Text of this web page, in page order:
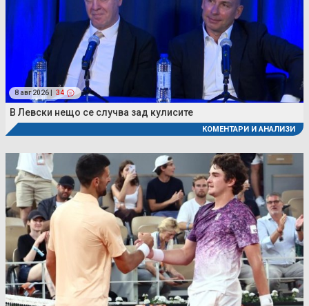
8 авг 2026 | 34
В Левски нещо се случва зад кулисите
КОМЕНТАРИ И АНАЛИЗИ